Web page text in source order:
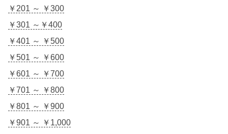
￥201 ～ ￥300
￥301 ～￥400
￥401 ～ ￥500
￥501 ～ ￥600
￥601 ～ ￥700
￥701 ～ ￥800
￥801 ～ ￥900
￥901 ～ ￥1,000